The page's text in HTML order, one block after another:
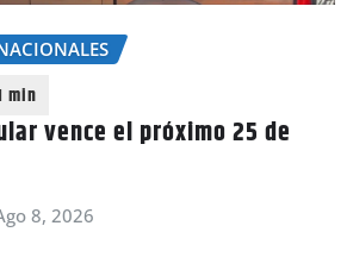
vence el próximo 25 de
8, 2026